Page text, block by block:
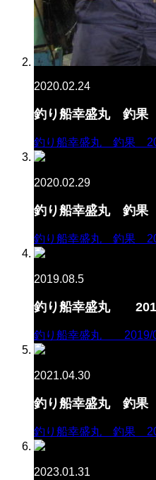
2020.02.24
釣り船幸盛丸 釣
釣り船幸盛丸 釣果
2020.02.29
釣り船幸盛丸 釣
釣り船幸盛丸 釣果
2019.08.5
釣り船幸盛丸
釣り船幸盛丸 2019/
2021.04.30
釣り船幸盛丸 釣
釣り船幸盛丸 釣果
2023.01.31